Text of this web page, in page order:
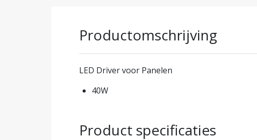
Productomschrijving
LED Driver voor Panelen
40W
Product specificaties